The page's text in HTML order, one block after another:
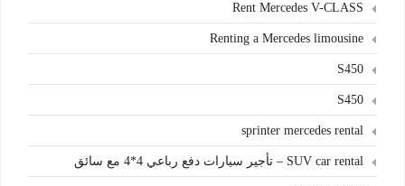
Rent Mercedes V-CLASS
Renting a Mercedes limousine
S450
S450
sprinter mercedes rental
SUV car rental – تأجير سيارات دفع رباعي 4*4 مع سائق